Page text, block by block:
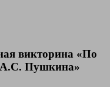
викторина «По
А.С. Пушкина»